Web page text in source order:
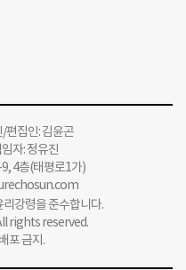
집인: 김윤곤
자: 정유진
4층(태평로1가)
강령을 준수합니다.
rights reserved.
포 금지.